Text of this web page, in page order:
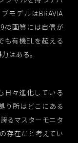
モデルはBRAVIA
の画質には自信が
も有機ELを超える
はある。
日々進化している
り所はどこにある
るマスターモニタ
存在だと考えてい